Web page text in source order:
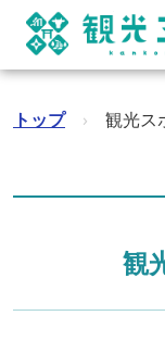
トップ › 観光ス
観